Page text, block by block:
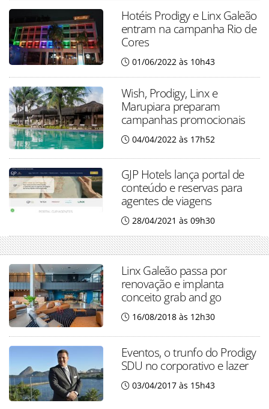
Hotéis Prodigy e Linx Galeão
entram na campanha Rio de
Cores
01/06/2022 às 10h43
Wish, Prodigy, Linx e
Marupiara preparam
campanhas promocionais
04/04/2022 às 17h52
GJP Hotels lança portal de
conteúdo e reservas para
agentes de viagens
28/04/2021 às 09h30
Linx Galeão passa por
renovação e implanta
conceito grab and go
16/08/2018 às 12h30
Eventos, o trunfo do Prodigy
SDU no corporativo e lazer
03/04/2017 às 15h43